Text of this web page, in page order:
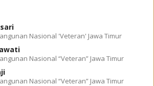
Nasional 'Veteran' Jawa Timur
Nasional “Veteran” Jawa Timur
Nasional “Veteran” Jawa Timur